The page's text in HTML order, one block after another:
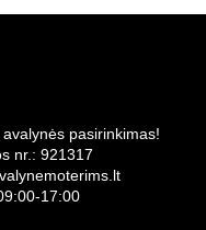
pasirinkimas!
nr.: 921317
17:00